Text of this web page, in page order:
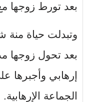
بعد تورط زوجها
وتبدلت حياة
بعد تحول زوجها
إرهابي وأجبرها
الجماعة الإرهابية.